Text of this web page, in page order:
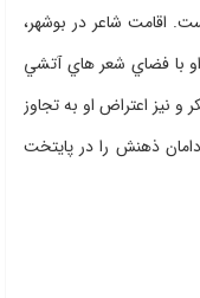
اقامت شاعر در بوشهر،
او با فضاي شعر هاي آتشي
نيز اعتراض او به تجاوز
ذهنش را در پايتخت